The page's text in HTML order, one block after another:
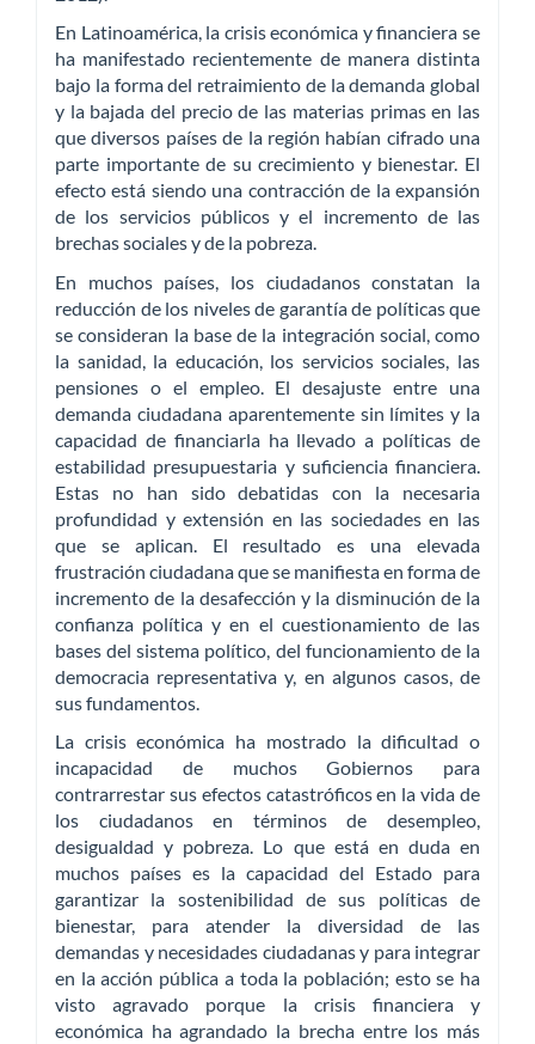
En Latinoamérica, la crisis económica y financiera se
ha manifestado recientemente de manera distinta
bajo la forma del retraimiento de la demanda global
y la bajada del precio de las materias primas en las
que diversos países de la región habían cifrado una
parte importante de su crecimiento y bienestar. El
efecto está siendo una contracción de la expansión
de los servicios públicos y el incremento de las
brechas sociales y de la pobreza.
En muchos países, los ciudadanos constatan la
reducción de los niveles de garantía de políticas que
se consideran la base de la integración social, como
la sanidad, la educación, los servicios sociales, las
pensiones o el empleo. El desajuste entre una
demanda ciudadana aparentemente sin límites y la
capacidad de financiarla ha llevado a políticas de
estabilidad presupuestaria y suficiencia financiera.
Estas no han sido debatidas con la necesaria
profundidad y extensión en las sociedades en las
que se aplican. El resultado es una elevada
frustración ciudadana que se manifiesta en forma de
incremento de la desafección y la disminución de la
confianza política y en el cuestionamiento de las
bases del sistema político, del funcionamiento de la
democracia representativa y, en algunos casos, de
sus fundamentos.
La crisis económica ha mostrado la dificultad o
incapacidad de muchos Gobiernos para
contrarrestar sus efectos catastróficos en la vida de
los ciudadanos en términos de desempleo,
desigualdad y pobreza. Lo que está en duda en
muchos países es la capacidad del Estado para
garantizar la sostenibilidad de sus políticas de
bienestar, para atender la diversidad de las
demandas y necesidades ciudadanas y para integrar
en la acción pública a toda la población; esto se ha
visto agravado porque la crisis financiera y
económica ha agrandado la brecha entre los más